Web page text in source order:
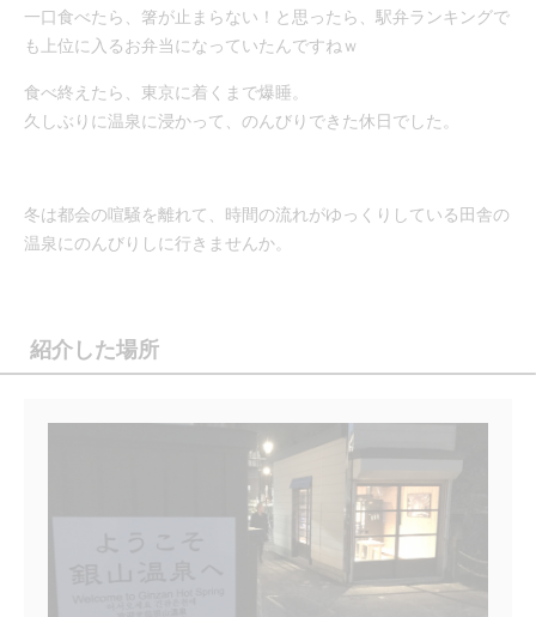
一口食べたら、箸が止まらない！と思ったら、駅弁ランキングで
も上位に入るお弁当になっていたんですねｗ
食べ終えたら、東京に着くまで爆睡。
久しぶりに温泉に浸かって、のんびりできた休日でした。
冬は都会の喧騒を離れて、時間の流れがゆっくりしている田舎の
温泉にのんびりしに行きませんか。
紹介した場所